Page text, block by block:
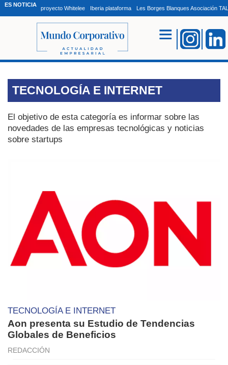
ES NOTICIA
proyecto Whitelee Iberia plataforma Les Borges Blanques Asociación
TECNOLOGÍA E INTERNET
El objetivo de esta categoría es informar sobre las
novedades de las empresas tecnológicas y noticias
sobre startups
TECNOLOGÍA E INTERNET
Aon presenta su Estudio de Tendencias
Globales de Beneficios
REDACCIÓN